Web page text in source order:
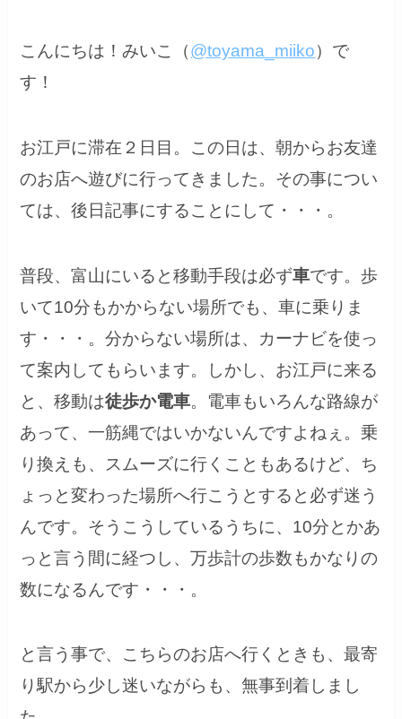
こんにちは！みいこ（@toyama_miiko）で
す！
お江戸に滞在２日目。この日は、朝からお友達
のお店へ遊びに行ってきました。その事につい
ては、後日記事にすることにして・・・。
普段、富山にいると移動手段は必ず車です。歩
いて10分もかからない場所でも、車に乗りま
す・・・。分からない場所は、カーナビを使っ
て案内してもらいます。しかし、お江戸に来る
と、移動は徒歩か電車。電車もいろんな路線が
あって、一筋縄ではいかないんですよねぇ。乗
り換えも、スムーズに行くこともあるけど、ち
ょっと変わった場所へ行こうとすると必ず迷う
んです。そうこうしているうちに、10分とかあ
っと言う間に経つし、万歩計の歩数もかなりの
数になるんです・・・。
と言う事で、こちらのお店へ行くときも、最寄
り駅から少し迷いながらも、無事到着しまし